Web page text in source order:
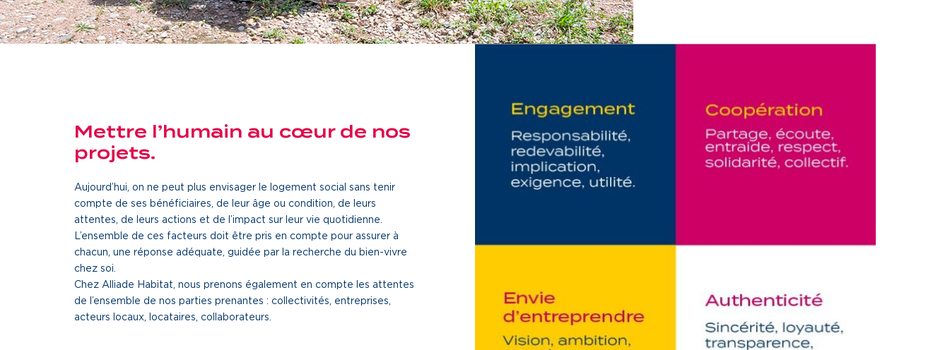
Mettre l’humain au cœur de nos
projets.
Aujourd’hui, on ne peut plus envisager le logement social sans tenir
compte de ses bénéficiaires, de leur âge ou condition, de leurs
attentes, de leurs actions et de l’impact sur leur vie quotidienne.
L’ensemble de ces facteurs doit être pris en compte pour assurer à
chacun, une réponse adéquate, guidée par la recherche du bien-vivre
chez soi.
Chez Alliade Habitat, nous prenons également en compte les attentes
de l’ensemble de nos parties prenantes : collectivités, entreprises,
acteurs locaux, locataires, collaborateurs.